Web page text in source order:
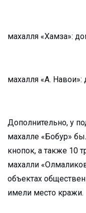
махалля «Хамза»:
махалля «А.
Дополнительно, у
махалле «Бобур»
кнопок, а также 10
махалли
объектах
имели место кражи.